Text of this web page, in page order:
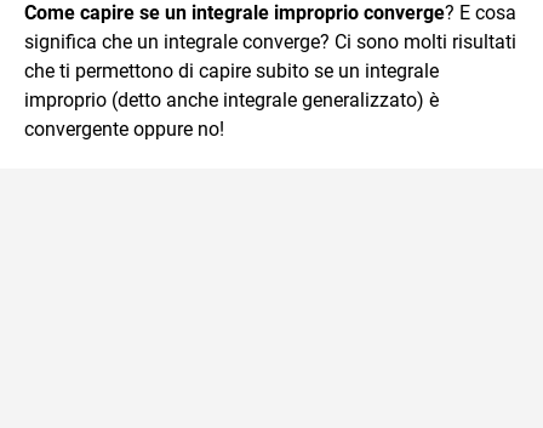
commercialisti sono stato chiamato per una supplenza
covid nella classe di insegnamento A47. Ho poi
conseguito l'abilitazione a Trieste nel sostegno e sono
entrato di ruolo nel 2023
Come capire se un integrale improprio converge? E cosa
significa che un integrale converge? Ci sono molti risultati
che ti permettono di capire subito se un integrale
improprio (detto anche integrale generalizzato) è
convergente oppure no!